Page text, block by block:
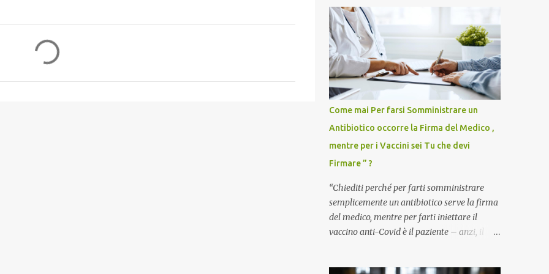
Come mai Per farsi Somministrare un
Antibiotico occorre la Firma del Medico ,
mentre per i Vaccini sei Tu che devi
Firmare ” ?
“Chiediti perché per farti somministrare
semplicemente un antibiotico serve la firma
del medico, mentre per farti iniettare il
vaccino anti-Covid è il paziente – anzi, il